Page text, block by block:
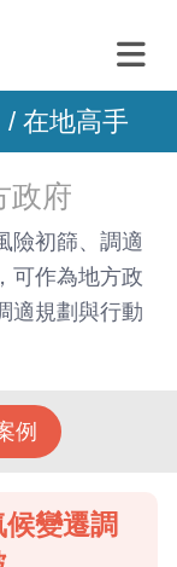
/ 在地高手
政府
險初篩、調適
可作為地方政
適規劃與行動
例
變遷調